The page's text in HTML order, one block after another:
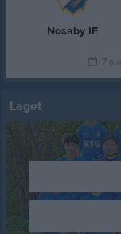
Nosaby IF
7
Laget